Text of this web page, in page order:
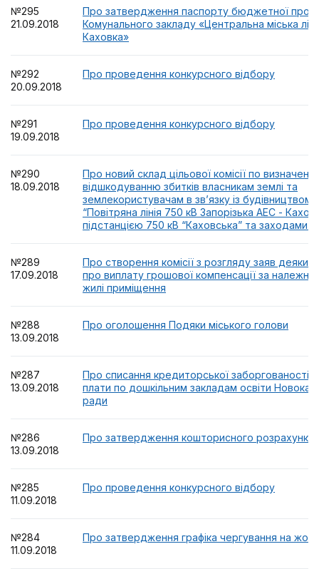
№295
21.09.2018
Про затвердження паспорту бюджетної
Комунального закладу «Центральна міська
Каховка»
№292
20.09.2018
Про проведення конкурсного відбору
№291
19.09.2018
Про проведення конкурсного відбору
№290
18.09.2018
Про новий склад цільової комісії по
відшкодуванню збитків власникам землі та
землекористувачам в зв’язку із будівництвом
“Повітряна лінія 750 кВ Запорізька АЕС -
підстанцією 750 кВ “Каховська” та заходами
№289
17.09.2018
Про створення комісії з розгляду заяв деяких
про виплату грошової компенсації за належні
жилі приміщення
№288
13.09.2018
Про оголошення Подяки міського голови
№287
13.09.2018
Про списання кредиторської заборгованості
плати по дошкільним закладам освіти
ради
№286
13.09.2018
Про затвердження кошторисного розрахунку
№285
11.09.2018
Про проведення конкурсного відбору
№284
11.09.2018
Про затвердження графіка чергування на